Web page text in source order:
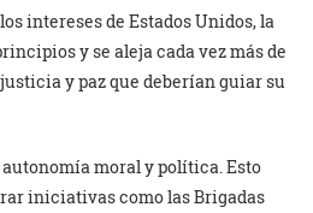
intereses de Estados Unidos, la
y se aleja cada vez más de
y paz que deberían guiar su
moral y política. Esto
iniciativas como las Brigadas